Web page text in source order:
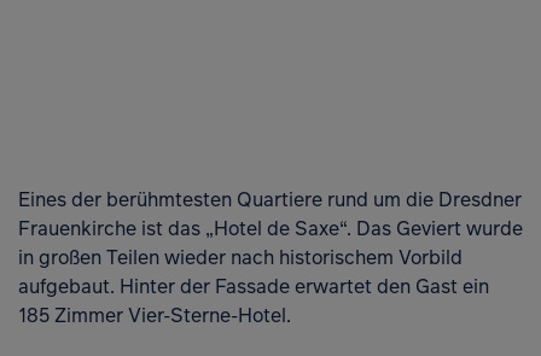
Eines der berühmtesten Quartiere rund um die Dresdner
Frauenkirche ist das „Hotel de Saxe“. Das Geviert wurde
in großen Teilen wieder nach historischem Vorbild
aufgebaut. Hinter der Fassade erwartet den Gast ein
185 Zimmer Vier-Sterne-Hotel.